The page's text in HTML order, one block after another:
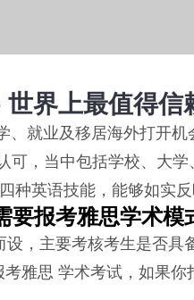
界上最值得信
就业及移居海外打开
，当中包括学校、大
英语技能，能够如实
要报考雅思学术模
，主要考核考生是否具
雅思 学术考试，如果你